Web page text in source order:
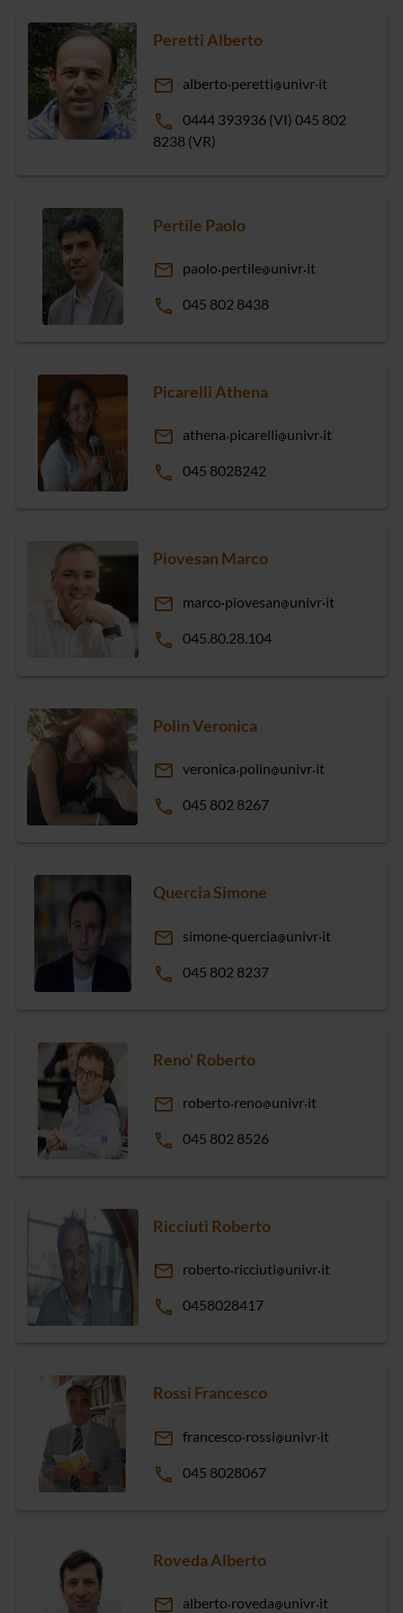
Peretti Alberto
email alberto peretti univr it
phone
0444 393936 (VI) 045 802
8238 (VR)
Pertile Paolo
email paolo pertile univr it
phone 045 802 8438
Picarelli Athena
email athena picarelli univr it
phone 045 8028242
Piovesan Marco
email marco piovesan univr it
phone 045.80.28.104
Polin Veronica
email veronica polin univr it
phone 045 802 8267
Quercia Simone
email simone quercia univr it
phone 045 802 8237
Reno' Roberto
email roberto reno univr it
phone 045 802 8526
Ricciuti Roberto
email roberto ricciuti univr it
phone 0458028417
Rossi Francesco
email francesco rossi univr it
phone 045 8028067
Roveda Alberto
email alberto roveda univr it